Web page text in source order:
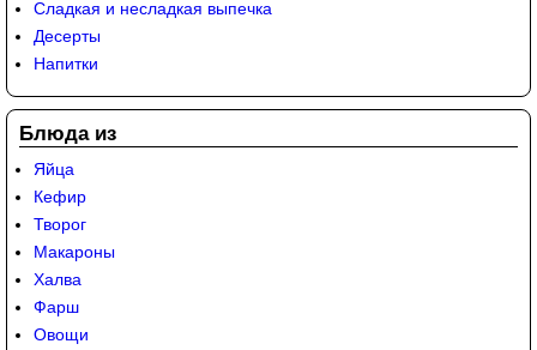
Сладкая и несладкая выпечка
Десерты
Напитки
Блюда из
Яйца
Кефир
Творог
Макароны
Халва
Фарш
Овощи